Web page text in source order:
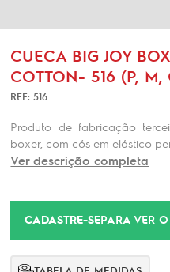
CUECA BIG JOY
COTTON- 516 (P, M,
REF: 516
Produto de fabricação
boxer, com cós em elástico
Ver descrição completa
CADASTRE-SEPARA VER